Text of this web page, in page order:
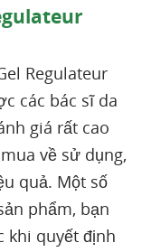
Regulateur
các bác sĩ da
giá rất cao
về sử dụng,
quả. Một số
phẩm, bạn
khi quyết định